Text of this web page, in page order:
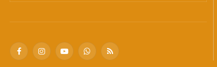
FacebookInstagramYouTubeWhatsApp
RSS